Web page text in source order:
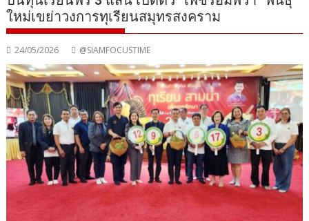
ใหม่เขย่าวงการทุเรียนสมุทรสงคราม
24/05/2026 @SIAMFOCUSTIME